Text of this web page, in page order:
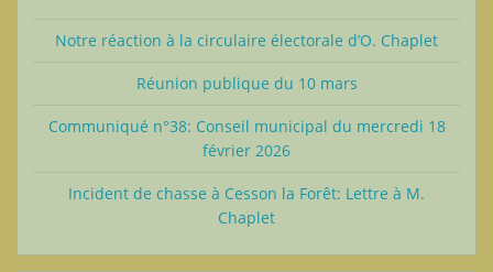
Notre réaction à la circulaire électorale d’O. Chaplet
Réunion publique du 10 mars
Communiqué n°38: Conseil municipal du mercredi 18
février 2026
Incident de chasse à Cesson la Forêt: Lettre à M.
Chaplet